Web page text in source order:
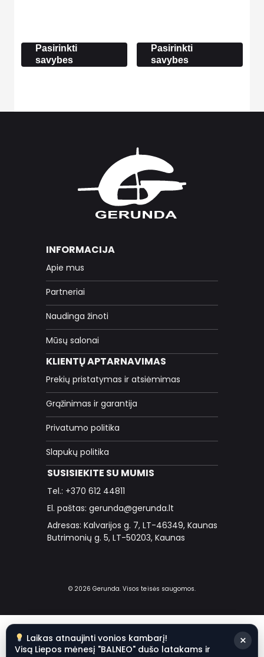
119.00 €
Pasirinkti
savybes
Pasirinkti
savybes
INFORMACIJA
Apie mus
Partneriai
Naudinga žinoti
Mūsų salonai
KLIENTŲ APTARNAVIMAS
Prekių pristatymas ir atsiėmimas
Grąžinimas ir garantija
Privatumo politika
Slapukų politika
SUSISIEKITE SU MUMIS
Tel.: +370 612 44811
El. paštas: gerunda@gerunda.lt
Adresas: Kalvarijos g. 7, LT-46349, Kaunas
Butrimonių g. 5, LT-50203, Kaunas
© 2026 Gerunda. Visos teisės saugomos.
Laikas atnaujinti vonios kambarį!
Visą Liepos mėnesį "BALNEO" dušo latakams ir
×